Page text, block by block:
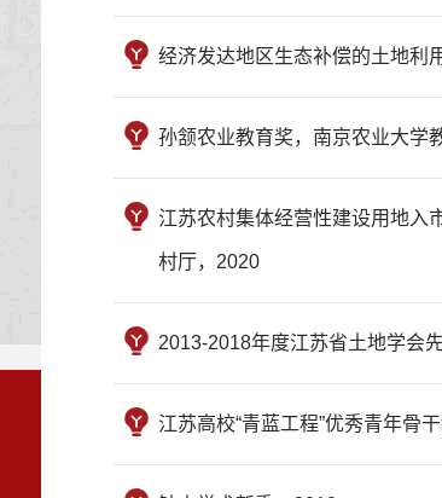
经济发达地区生态补偿的土地利
孙颔农业教育奖，南京农业大学
江苏农村集体经营性建设用地入
村厅，2020
2013-2018年度江苏省土地学会
江苏高校“青蓝工程”优秀青年骨